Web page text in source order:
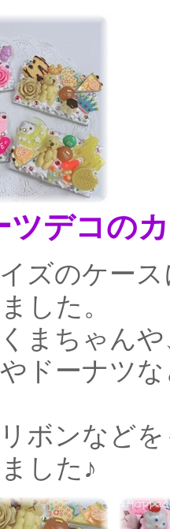
ツデコの
ズのケー
した。
まちゃん
ドーナツ
ボンなど
した♪